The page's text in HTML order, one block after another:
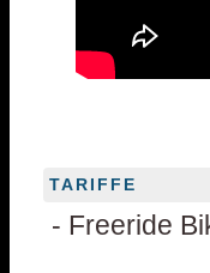
TARIFFE
- Freeride